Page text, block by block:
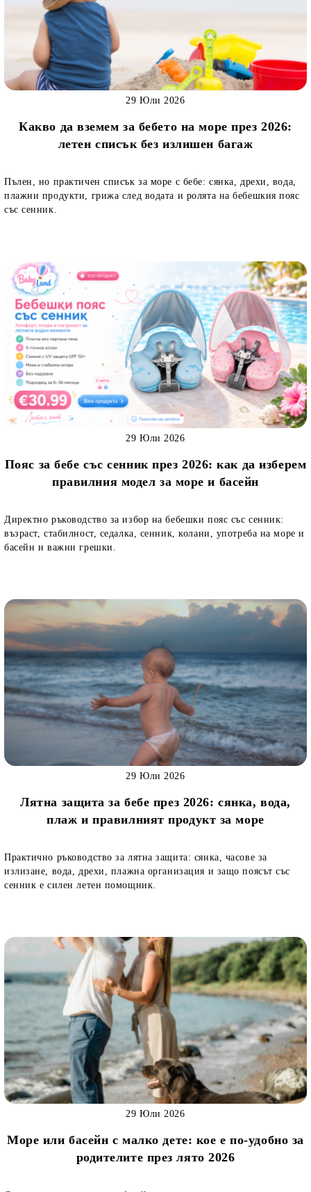
Какво да вземем за бебето на море през 2026:
летен списък без излишен багаж
29 Юли 2026
Пълен, но практичен списък за море с бебе: сянка, дрехи, вода,
плажни продукти, грижа след водата и ролята на бебешкия пояс
със сенник.
Пояс за бебе със сенник през 2026: как да изберем
правилния модел за море и басейн
29 Юли 2026
Директно ръководство за избор на бебешки пояс със сенник:
възраст, стабилност, седалка, сенник, колани, употреба на море и
басейн и важни грешки.
Лятна защита за бебе през 2026: сянка, вода,
плаж и правилният продукт за море
29 Юли 2026
Практично ръководство за лятна защита: сянка, часове за
излизане, вода, дрехи, плажна организация и защо поясът със
сенник е силен летен помощник.
Море или басейн с малко дете: кое е по-удобно за
родителите през лято 2026
29 Юли 2026